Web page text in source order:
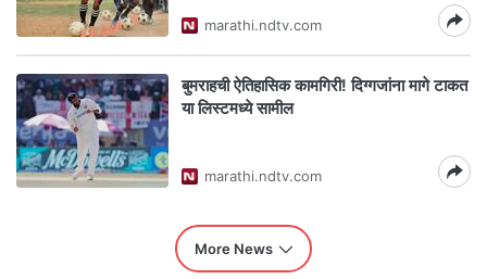
marathi.ndtv.com
बुमराहची ऐतिहासिक कामगिरी! दिग्गजांना मागे टाकत
या लिस्टमध्ये सामील
marathi.ndtv.com
More News